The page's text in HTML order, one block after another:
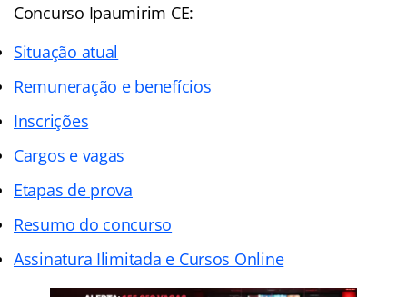
Concurso Ipaumirim CE:
Situação atual
Remuneração e benefícios
Inscrições
Cargos e vagas
Etapas de prova
Resumo do concurso
Assinatura Ilimitada e Cursos Online